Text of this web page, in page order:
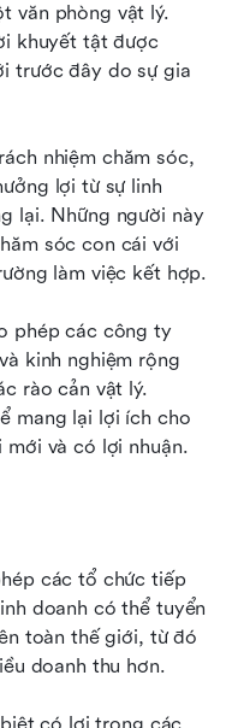
văn phòng vật lý.
khuyết tật được
trước đây do sự gia
nhiệm chăm sóc,
lợi từ sự linh
lại. Những người này
sóc con cái với
làm việc kết hợp.
phép các công ty
kinh nghiệm rộng
rào cản vật lý.
mang lại lợi ích cho
và có lợi nhuận.
các tổ chức tiếp
doanh có thể tuyển
toàn thế giới, từ đó
doanh thu hơn.